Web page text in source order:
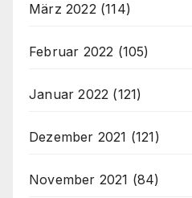
März 2022 (114)
Februar 2022 (105)
Januar 2022 (121)
Dezember 2021 (121)
November 2021 (84)